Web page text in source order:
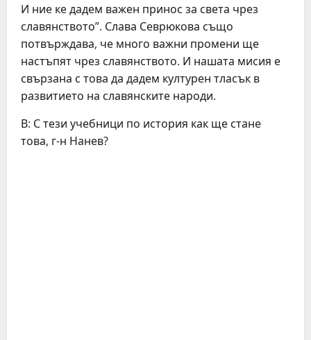
И ние ке дадем важен принос за света чрез
славянството”. Слава Севрюкова също
потвърждава, че много важни промени ще
настъпят чрез славянството. И нашата мисия е
свързана с това да дадем културен тласък в
развитието на славянските народи.
В: С тези учебници по история как ще стане
това, г-н Нанев?